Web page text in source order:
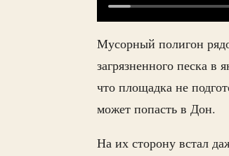
Мусорный полигон
загрязненного песка
что площадка не
может попасть в Дон.
На их сторону встал